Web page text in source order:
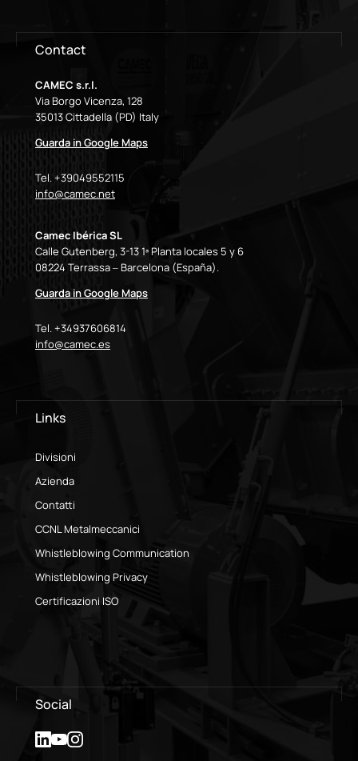
Contact
CAMEC s.r.l.
Via Borgo Vicenza, 128
35013 Cittadella (PD) Italy
Guarda in Google Maps
Tel. +39049552115
info@camec.net
Camec Ibérica SL
Calle Gutenberg, 3-13 1ª Planta locales 5 y 6
08224 Terrassa – Barcelona (España).
Guarda in Google Maps
Tel. +34937606814
info@camec.es
Links
Divisioni
Azienda
Contatti
CCNL Metalmeccanici
Whistleblowing Communication
Whistleblowing Privacy
Certificazioni ISO
Social